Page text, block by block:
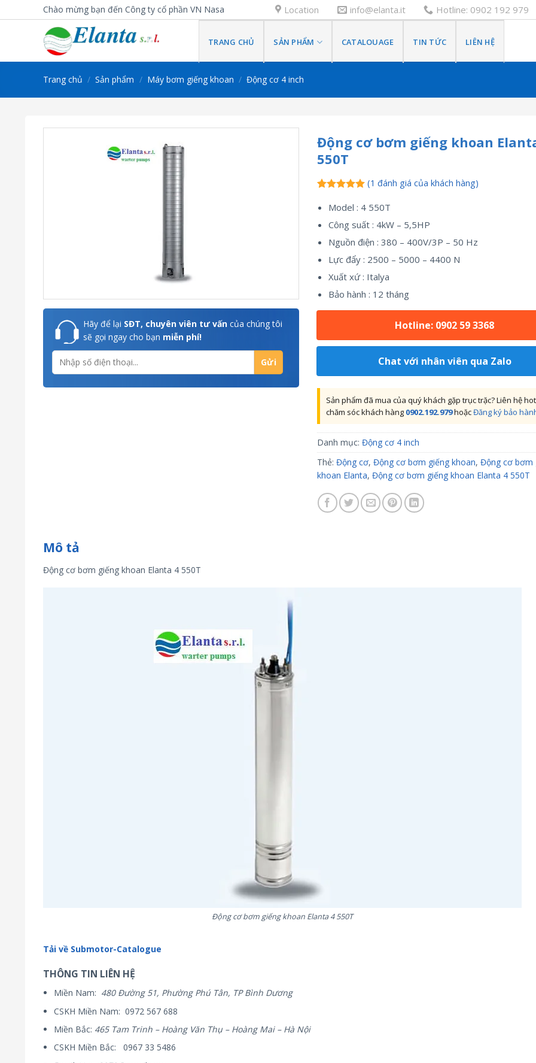
to
Chào mừng bạn đến Công ty cổ phần VN Nasa Location info@elanta.it Hotline: 0902 192 979
TRANG CHỦ SẢN PHẨM CATALOUAGE TIN TỨC LIÊN HỆ
Trang chủ / Sản phẩm / Máy bơm giếng khoan / Động cơ 4 inch
Hãy để lại SĐT, chuyên viên tư vấn của chúng tôi
sẽ gọi ngay cho bạn miễn phí!
Động cơ bơm giếng khoan
550T
dựa trên
(1 đánh giá của khách hàng)
Model : 4 550T
Công suất : 4kW – 5,5HP
Nguồn điện : 380 – 400V/3P – 50 Hz
Lực đẩy : 2500 – 5000 – 4400 N
Xuất xứ : Italya
Bảo hành : 12 tháng
Hotline: 0902 59 3368
Chat với nhân viên qua Zalo
Sản phẩm đã mua của quý khách gặp trục trặc? Liên hệ
chăm sóc khách hàng 0902.192.979hoặcĐăng ký bảo
Danh mục: Động cơ 4 inch
Thẻ: Động cơ, Động cơ bơm giếng khoan, Động cơ bơm
khoan Elanta, Động cơ bơm giếng khoan Elanta 4 550T
Mô tả
Động cơ bơm giếng khoan Elanta 4 550T
Động cơ bơm giếng khoan Elanta 4 550T
Tải về Submotor-Catalogue
THÔNG TIN LIÊN HỆ
Miền Nam: 480 Đường 51, Phường Phú Tân, TP Bình Dương
CSKH Miền Nam: 0972 567 688
Miền Bắc: 465 Tam Trinh – Hoàng Văn Thụ – Hoàng Mai – Hà Nội
CSKH Miền Bắc: 0967 33 5486